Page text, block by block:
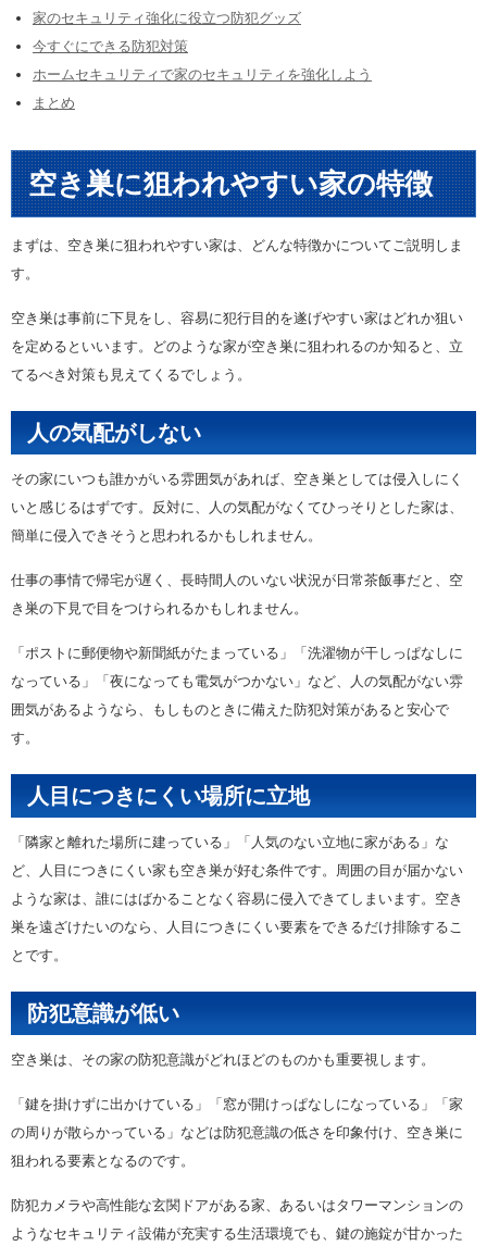
家のセキュリティ強化に役立つ防犯グッズ
今すぐにできる防犯対策
ホームセキュリティで家のセキュリティを強化しよう
まとめ
空き巣に狙われやすい家の特徴
まずは、空き巣に狙われやすい家は、どんな特徴かについてご説明しま
す。
空き巣は事前に下見をし、容易に犯行目的を遂げやすい家はどれか狙い
を定めるといいます。どのような家が空き巣に狙われるのか知ると、立
てるべき対策も見えてくるでしょう。
人の気配がしない
その家にいつも誰かがいる雰囲気があれば、空き巣としては侵入しにく
いと感じるはずです。反対に、人の気配がなくてひっそりとした家は、
簡単に侵入できそうと思われるかもしれません。
仕事の事情で帰宅が遅く、長時間人のいない状況が日常茶飯事だと、空
き巣の下見で目をつけられるかもしれません。
「ポストに郵便物や新聞紙がたまっている」「洗濯物が干しっぱなしに
なっている」「夜になっても電気がつかない」など、人の気配がない雰
囲気があるようなら、もしものときに備えた防犯対策があると安心で
す。
人目につきにくい場所に立地
「隣家と離れた場所に建っている」「人気のない立地に家がある」な
ど、人目につきにくい家も空き巣が好む条件です。周囲の目が届かない
ような家は、誰にはばかることなく容易に侵入できてしまいます。空き
巣を遠ざけたいのなら、人目につきにくい要素をできるだけ排除するこ
とです。
防犯意識が低い
空き巣は、その家の防犯意識がどれほどのものかも重要視します。
「鍵を掛けずに出かけている」「窓が開けっぱなしになっている」「家
の周りが散らかっている」などは防犯意識の低さを印象付け、空き巣に
狙われる要素となるのです。
防犯カメラや高性能な玄関ドアがある家、あるいはタワーマンションの
ようなセキュリティ設備が充実する生活環境でも、鍵の施錠が甘かった